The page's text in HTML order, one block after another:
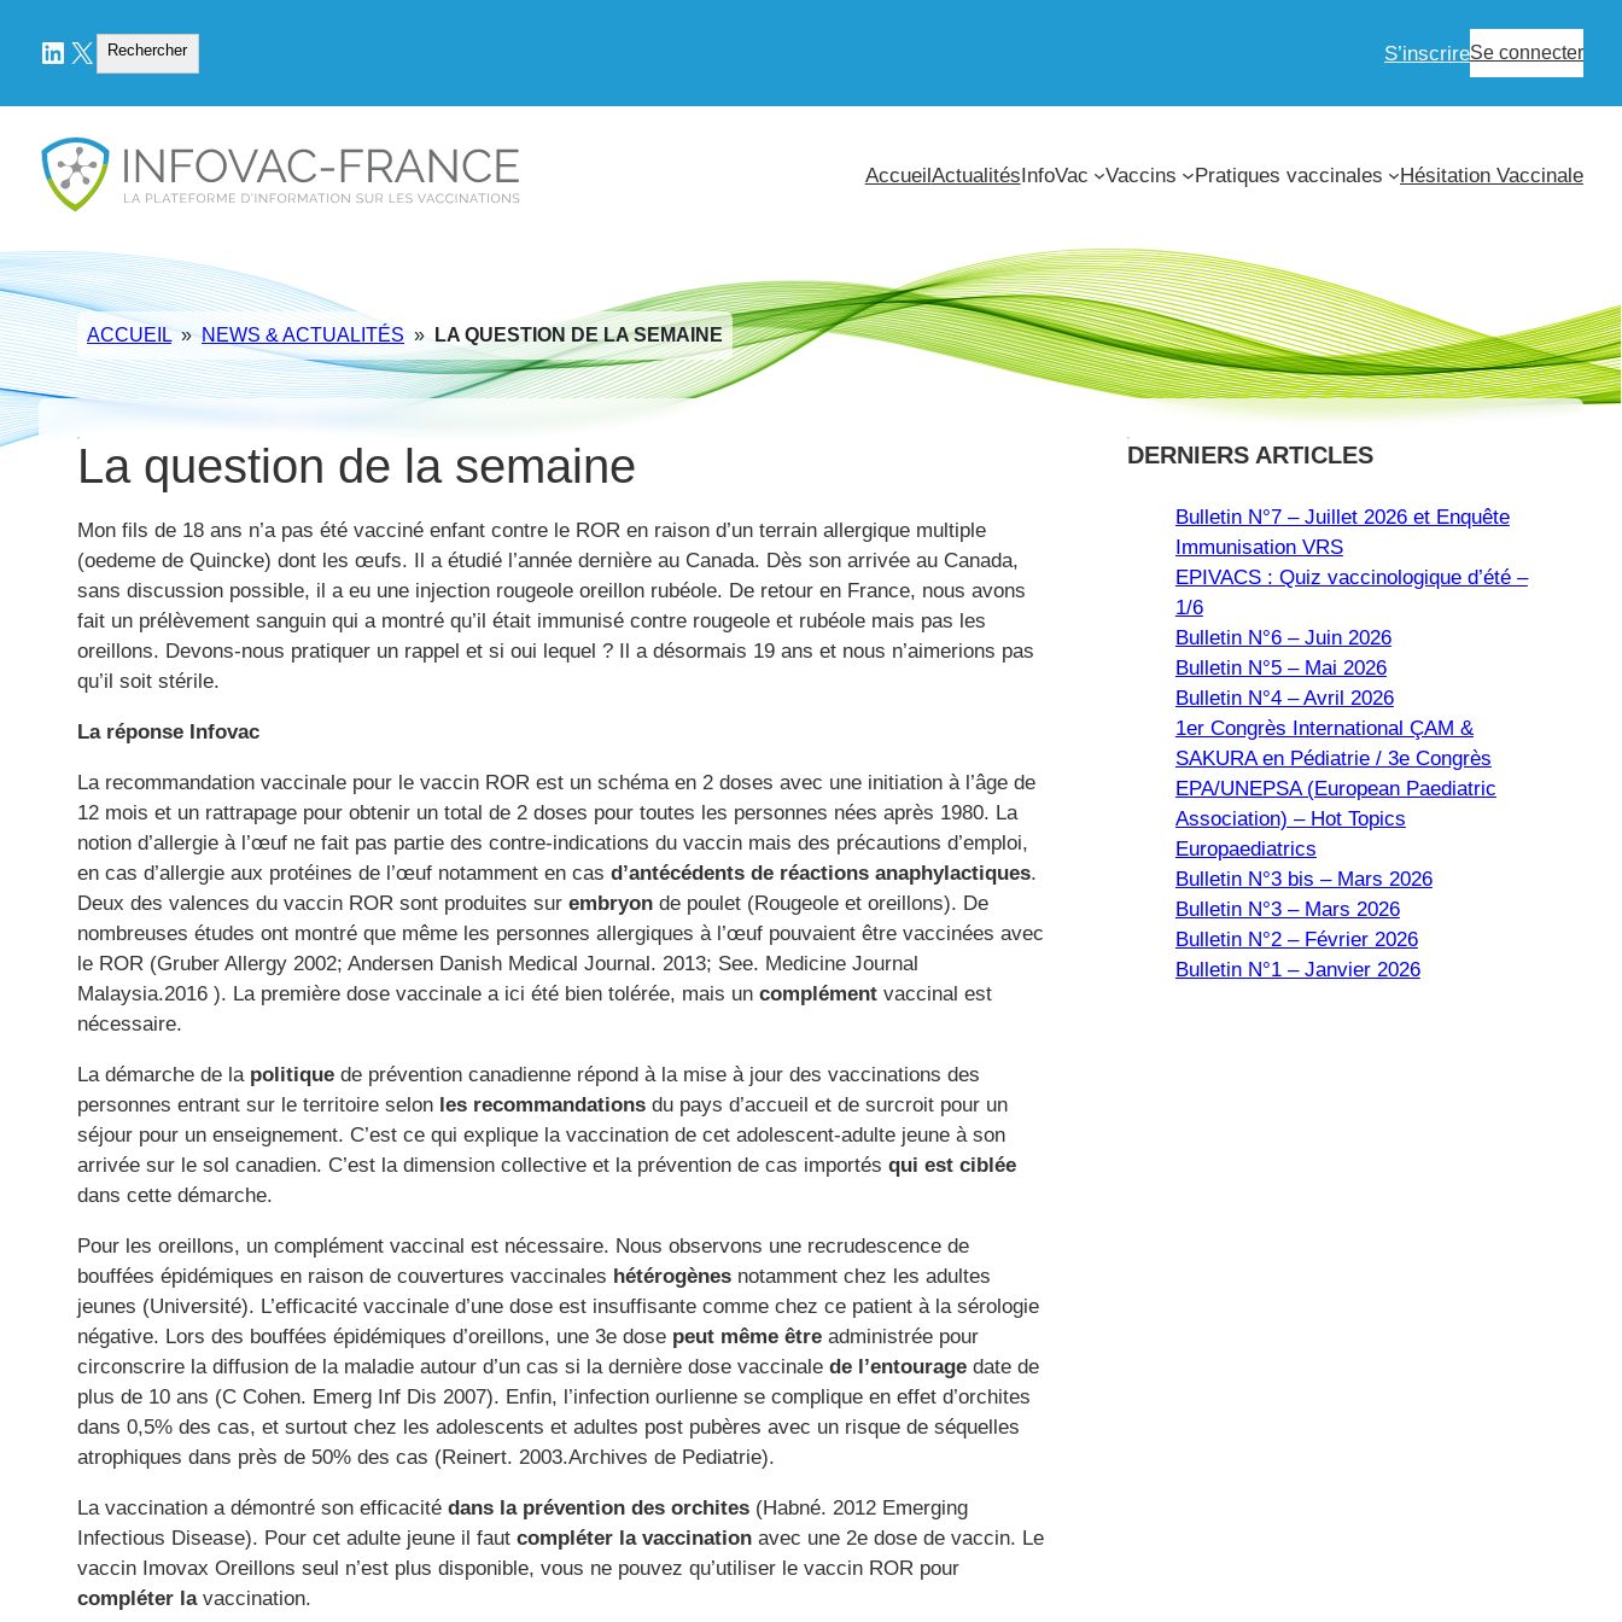
LinkedIn
X Rechercher
Rechercher S’inscrireSe connecter
AccueilActualitésInfoVac Vaccins Pratiques vaccinales Hésitation Vaccinale
ACCUEIL » NEWS & ACTUALITÉS » LA QUESTION DE LA SEMAINE
La question de la semaine
Mon fils de 18 ans n’a pas été vacciné enfant contre le ROR en raison d’un terrain allergique multiple
(oedeme de Quincke) dont les œufs. Il a étudié l’année dernière au Canada. Dès son arrivée au Canada,
sans discussion possible, il a eu une injection rougeole oreillon rubéole. De retour en France, nous avons
fait un prélèvement sanguin qui a montré qu’il était immunisé contre rougeole et rubéole mais pas les
oreillons. Devons-nous pratiquer un rappel et si oui lequel ? Il a désormais 19 ans et nous n’aimerions pas
qu’il soit stérile.
La réponse Infovac
La recommandation vaccinale pour le vaccin ROR est un schéma en 2 doses avec une initiation à l’âge de
12 mois et un rattrapage pour obtenir un total de 2 doses pour toutes les personnes nées après 1980. La
notion d’allergie à l’œuf ne fait pas partie des contre-indications du vaccin mais des précautions d’emploi,
en cas d’allergie aux protéines de l’œuf notamment en cas d’antécédents de réactions anaphylactiques.
Deux des valences du vaccin ROR sont produites sur embryon de poulet (Rougeole et oreillons). De
nombreuses études ont montré que même les personnes allergiques à l’œuf pouvaient être vaccinées avec
le ROR (Gruber Allergy 2002; Andersen Danish Medical Journal. 2013; See. Medicine Journal
Malaysia.2016 ). La première dose vaccinale a ici été bien tolérée, mais un complément vaccinal est
nécessaire.
La démarche de la politique de prévention canadienne répond à la mise à jour des vaccinations des
personnes entrant sur le territoire selon les recommandations du pays d’accueil et de surcroit pour un
séjour pour un enseignement. C’est ce qui explique la vaccination de cet adolescent-adulte jeune à son
arrivée sur le sol canadien. C’est la dimension collective et la prévention de cas importés qui est ciblée
dans cette démarche.
Pour les oreillons, un complément vaccinal est nécessaire. Nous observons une recrudescence de
bouffées épidémiques en raison de couvertures vaccinales hétérogènes notamment chez les adultes
jeunes (Université). L’efficacité vaccinale d’une dose est insuffisante comme chez ce patient à la sérologie
négative. Lors des bouffées épidémiques d’oreillons, une 3e dose peut même être administrée pour
circonscrire la diffusion de la maladie autour d’un cas si la dernière dose vaccinale de l’entourage date de
plus de 10 ans (C Cohen. Emerg Inf Dis 2007). Enfin, l’infection ourlienne se complique en effet d’orchites
dans 0,5% des cas, et surtout chez les adolescents et adultes post pubères avec un risque de séquelles
atrophiques dans près de 50% des cas (Reinert. 2003.Archives de Pediatrie).
La vaccination a démontré son efficacité dans la prévention des orchites (Habné. 2012 Emerging
Infectious Disease). Pour cet adulte jeune il faut compléter la vaccination avec une 2e dose de vaccin. Le
vaccin Imovax Oreillons seul n’est plus disponible, vous ne pouvez qu’utiliser le vaccin ROR pour
compléter lavaccination.
DERNIERS ARTICLES
Bulletin N°7 – Juillet 2026 et Enquête
Immunisation VRS
EPIVACS : Quiz vaccinologique d’été –
1/6
Bulletin N°6 – Juin 2026
Bulletin N°5 – Mai 2026
Bulletin N°4 – Avril 2026
1er Congrès International ÇAM &
SAKURA en Pédiatrie / 3e Congrès
EPA/UNEPSA (European Paediatric
Association) – Hot Topics
Europaediatrics
Bulletin N°3 bis – Mars 2026
Bulletin N°3 – Mars 2026
Bulletin N°2 – Février 2026
Bulletin N°1 – Janvier 2026